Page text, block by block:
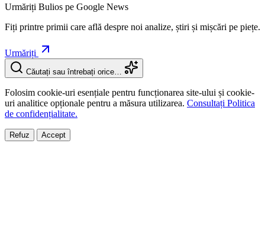
Urmăriți Bulios pe Google News
Fiți printre primii care află despre noi analize, știri și mișcări pe piețe.
Urmăriți
Căutați sau întrebați orice…
Folosim cookie-uri esențiale pentru funcționarea site-ului și cookie-
uri analitice opționale pentru a măsura utilizarea. Consultați Politica
de confidențialitate.
Refuz Accept